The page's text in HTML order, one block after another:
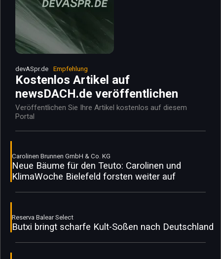
devASpr.de Empfehlung
Kostenlos Artikel auf
newsDACH.de veröffentlichen
Veröffentlichen Sie Ihre Artikel kostenlos auf diesem
Portal
Carolinen Brunnen GmbH & Co. KG
Neue Bäume für den Teuto: Carolinen und
KlimaWoche Bielefeld forsten weiter auf
Reserva Balear Select
Butxi bringt scharfe Kult-Soßen nach Deutschland